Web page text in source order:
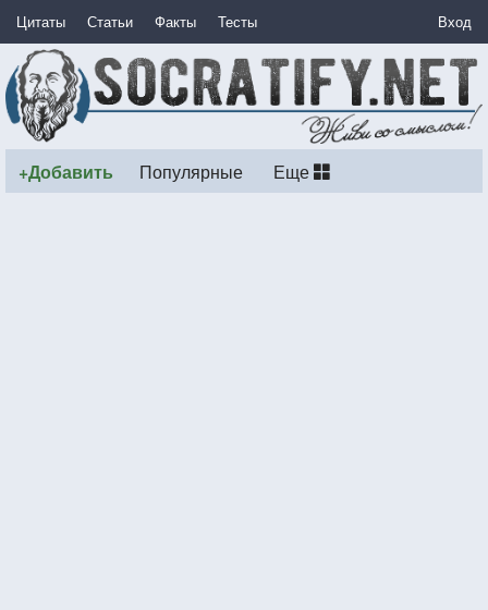
Цитаты Статьи Факты Тесты Вход
+Добавить Популярные Еще